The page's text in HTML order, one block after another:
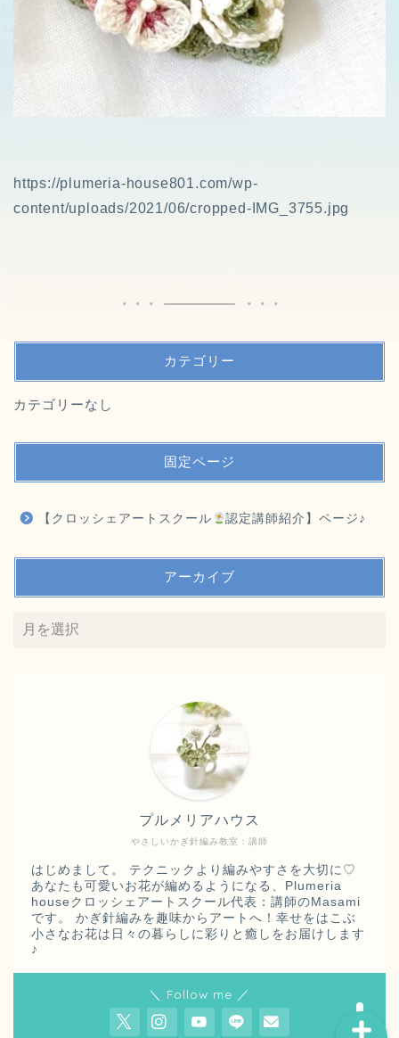
https://plumeria-house801.com/wp-
content/uploads/2021/06/cropped-IMG_3755.jpg
カテゴリー
カテゴリーなし
固定ページ
【クロッシェアートスクール 認定講師紹介】ページ♪
アーカイブ
やさしいかぎ針編み教室：講師
プルメリアハウス
はじめまして。 テクニックより編みやすさを大切に♡
あなたも可愛いお花が編めるようになる、Plumeria
houseクロッシェアートスクール代表：講師のMasami
です。 かぎ針編みを趣味からアートへ！幸せをはこぶ
小さなお花は日々の暮らしに彩りと癒しをお届けします
♪
＼ Follow me ／
【クロッシェアートスクー
ル
認定講師紹介】ページ
♪